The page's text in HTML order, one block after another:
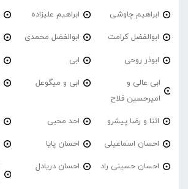
ابراهیم چاوشی ابراهیم علیزاده
ابوالفضل کرامت ابوالفضل محمدی
ابوذر روحی ابی
ابی عالی و
امیرحسین فلاح
ابی و میگوعل
اثنا و رضا پیشرو احد محبی
احسان اسماعیلی احسان پایا
احسان حسینی راد احسان دریادل